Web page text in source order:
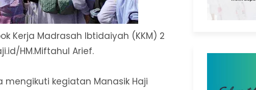
Kerja Madrasah Ibtidaiyah (KKM) 2
HM.Miftahul Arief.
mengikuti kegiatan Manasik Haji